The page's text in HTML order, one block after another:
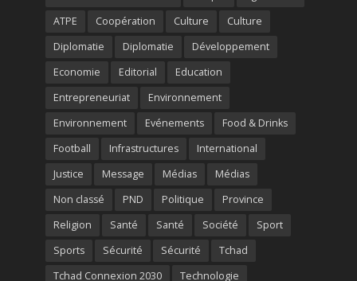
ATPE
Coopération Culture
Culture
Diplomatie
Diplomatie
Développement
Economie
Editorial
Education
Entrepreneuriat
Environnement
Environnement
Evénements
Food & Drinks
Football
Infrastructures
International
Justice
Message Médias
Médias
Non classé
PND Politique
Province
Religion
Santé Santé Société
Sport
Sports
Sécurité Sécurité
Tchad
Tchad Connexion 2030
Technologie